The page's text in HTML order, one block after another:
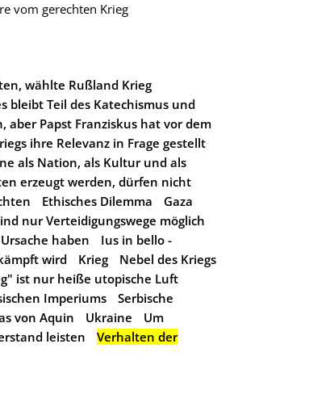
vom gerechten Krieg
wählte Rußland Krieg
bleibt Teil des Katechismus und
Papst Franziskus hat vor dem
ihre Relevanz in Frage gestellt
als Nation, als Kultur und als
erzeugt werden, dürfen nicht
Ethisches Dilemma
Gaza
nur Verteidigungswege möglich
haben
Ius in bello -
wird
Krieg
Nebel des Kriegs
ist nur heiße utopische Luft
Imperiums
Serbische
von Aquin Ukraine
Um
leisten
Verhalten der